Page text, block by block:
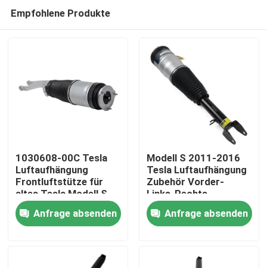
Zu Hause
Produkte
Empfohlene Produkte
1030608-00C Tesla
Luftaufhängung
Frontluftstütze für
altes Tesla Modell S
2012-2015
Anfrage absenden
Modell S 2011-2016
Tesla Luftaufhängung
Zubehör Vorder-
Links-Rechts
6006351-00-C
Anfrage absenden